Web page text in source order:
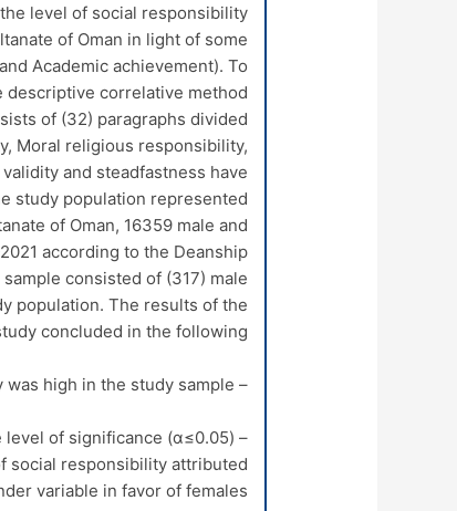
level of social responsibility
of Oman in light of some
Academic achievement). To
descriptive correlative method
of (32) paragraphs divided
Moral religious responsibility,
and steadfastness have
study population represented
of Oman, 16359 male and
according to the Deanship
consisted of (317) male
population. The results of the
concluded in the following:
– The level of social responsibility was high in the study sample.
– There were statistically significant differences at the level of significance (
α≤0.05)
social responsibility attributed
variable in favor of females.